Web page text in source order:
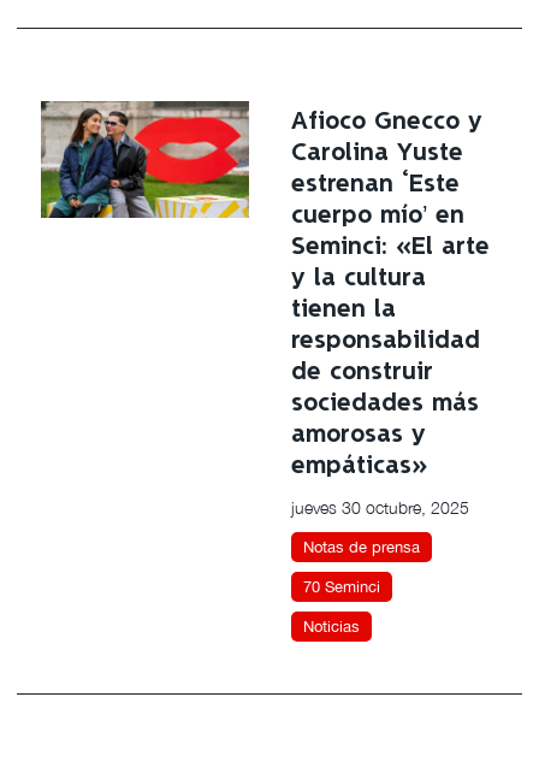
Afioco Gnecco y
Carolina Yuste
estrenan ‘Este
cuerpo mío’ en
Seminci: «El arte
y la cultura
tienen la
responsabilidad
de construir
sociedades más
amorosas y
empáticas»
jueves 30 octubre, 2025
Notas de prensa
70 Seminci
Noticias